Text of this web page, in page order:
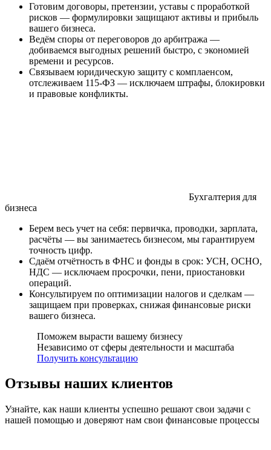
Готовим договоры, претензии, уставы с проработкой
рисков — формулировки защищают активы и прибыль
вашего бизнеса.
Ведём споры от переговоров до арбитража —
добиваемся выгодных решений быстро, с экономией
времени и ресурсов.
Связываем юридическую защиту с комплаенсом,
отслеживаем 115-ФЗ — исключаем штрафы, блокировки
и правовые конфликты.
Бухгалтерия для
бизнеса
Берем весь учет на себя: первичка, проводки, зарплата,
расчёты — вы занимаетесь бизнесом, мы гарантируем
точность цифр.
Сдаём отчётность в ФНС и фонды в срок: УСН, ОСНО,
НДС — исключаем просрочки, пени, приостановки
операций.
Консультируем по оптимизации налогов и сделкам —
защищаем при проверках, снижая финансовые риски
вашего бизнеса.
Поможем вырасти вашему бизнесу
Независимо от сферы деятельности и масштаба
Получить консультацию
Отзывы наших клиентов
Узнайте, как наши клиенты успешно решают свои задачи с
нашей помощью и доверяют нам свои финансовые процессы